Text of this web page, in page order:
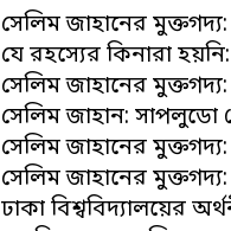
সেলিম জাহানের মুক্তগদ্য:
যে রহস্যের কিনারা
সেলিম জাহানের
সেলিম জাহান: সাপলুডো
সেলিম জাহানের
সেলিম জাহানের
ঢাকা বিশ্ববিদ্যালয়ের